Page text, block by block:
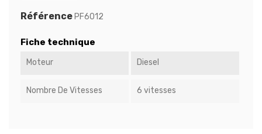
Référence PF6012
Fiche technique
Moteur Diesel
Nombre De Vitesses 6 vitesses